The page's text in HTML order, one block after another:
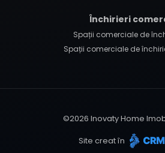
Închirieri
Spații comerciale de
Spații comerciale de
©2026 Inovaty Home
Site creat în